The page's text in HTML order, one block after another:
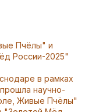
Пчёлы" и
России-2025"
в рамках
научно-
Живые Пчёлы"